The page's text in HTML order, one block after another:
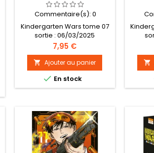
Commentaire(s): 0
Kindergarten Wars tome 07
sortie : 06/03/2025
Prix
7,95 €
 Ajouter au panier
 En stock
